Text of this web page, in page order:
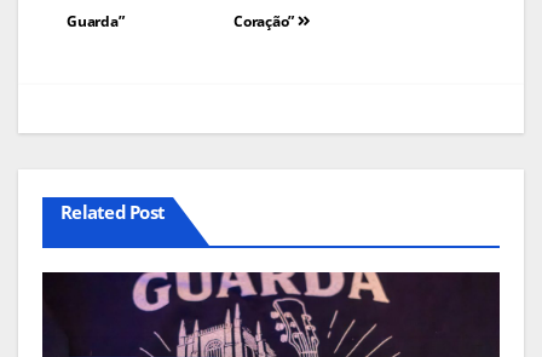
Coração”
Guarda”
Related Post